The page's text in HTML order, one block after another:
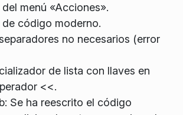
menú «Acciones».
de código moderno.
no necesarios (error
de lista con llaves en
<<.
Se ha reescrito el código